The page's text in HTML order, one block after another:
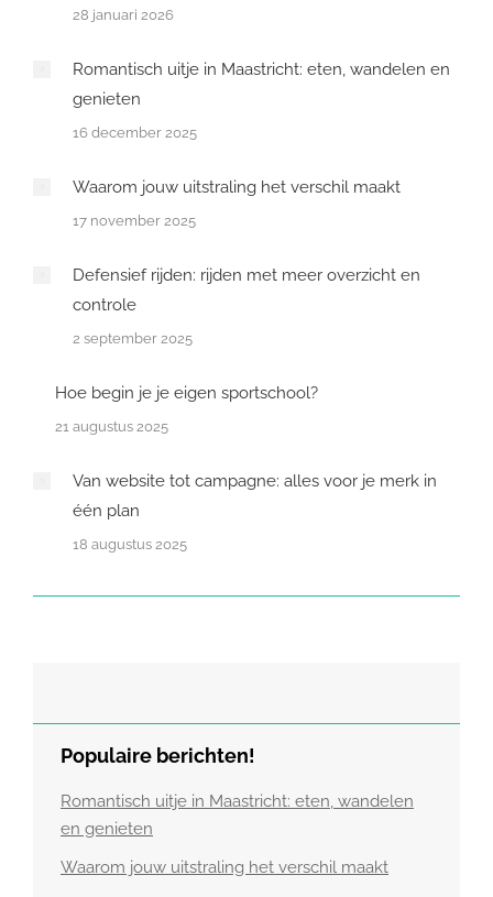
28 januari 2026
Romantisch uitje in Maastricht: eten, wandelen en
genieten
16 december 2025
Waarom jouw uitstraling het verschil maakt
17 november 2025
Defensief rijden: rijden met meer overzicht en
controle
2 september 2025
Hoe begin je je eigen sportschool?
21 augustus 2025
Van website tot campagne: alles voor je merk in
één plan
18 augustus 2025
Populaire berichten!
Romantisch uitje in Maastricht: eten, wandelen
en genieten
Waarom jouw uitstraling het verschil maakt